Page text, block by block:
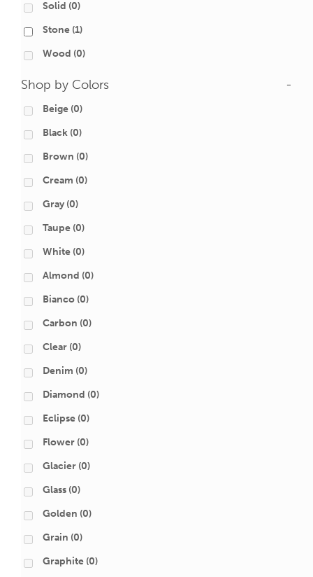
Solid (0)
Stone (1)
Wood (0)
Shop by Colors -
Beige (0)
Black (0)
Brown (0)
Cream (0)
Gray (0)
Taupe (0)
White (0)
Almond (0)
Bianco (0)
Carbon (0)
Clear (0)
Denim (0)
Diamond (0)
Eclipse (0)
Flower (0)
Glacier (0)
Glass (0)
Golden (0)
Grain (0)
Graphite (0)